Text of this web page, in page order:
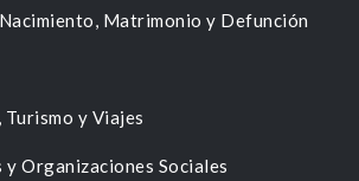
Matrimonio y Defunción
y Viajes
y Organizaciones Sociales